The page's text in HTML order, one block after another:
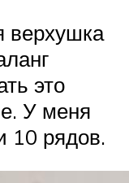
верхушка
это
У меня
10 рядов.